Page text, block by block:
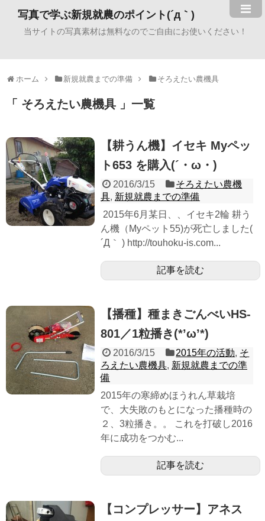
写真で学ぶ新規就農のポイント(´д｀)
当サイトの写真素材は無料なのでご自由にお使いください！
ホーム 新規就農までの準備 そろえたい農機具
そろえたい農機具 一覧
【耕うん機】イセキ Myペッ
ト653 を購入(´・ω・)
2016/3/15
そろえたい農機
具, 新規就農までの準備
2015年6月某日、、イセキ2輪 耕う
ん機（Myペット55)が死亡しました(
´Д｀ ) http://touhoku-is.com...
記事を読む
【播種】種まきごんべいHS-
801／1粒播き(*’ω’*)
2016/3/15 2015年の活動, そ
ろえたい農機具, 新規就農までの準
備
2015年の寒締めほうれん草栽培
で、大失敗のもとになった播種時の
２、3粒播き。。 これを打破し2016
年に成功をつかむ...
記事を読む
【コンプレッサー】アネス